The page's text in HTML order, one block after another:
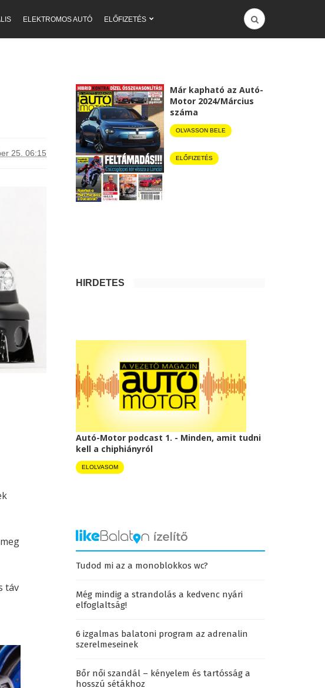
ELEKTROMOS AUTÓ ELŐFIZETÉS
25. 06:15
táv
Már kapható az Autó-
Motor 2024/Március
száma
OLVASSON BELE
ELŐFIZETÉS
HIRDETÉS
Autó-Motor podcast 1. - Minden, amit tudni
kell a chiphiányról
ELOLVASOM
Tudod mi az a monoblokkos wc?
Még mindig a strandolás a kedvenc nyári
elfoglaltság!
6 izgalmas balatoni program az adrenalin
szerelmeseinek
Bőr női szandál – kényelem és tartósság a
hosszú sétákhoz